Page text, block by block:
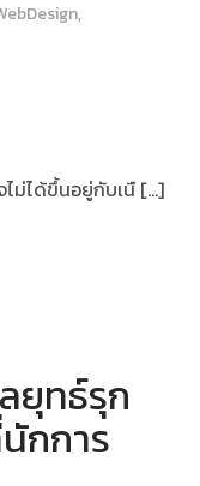
,
ไม่ได้ขึ้นอยู่กับเนื […]
ยุทธ์รุก
กการ